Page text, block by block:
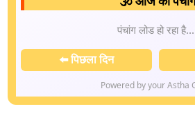
Thursday, August 06, 2026
📆 वार:Thursday
🌅 सूर्योदय:06:00 AM |🌇 सूर्यास्त:
(समाप्ति: 05:33 PM)